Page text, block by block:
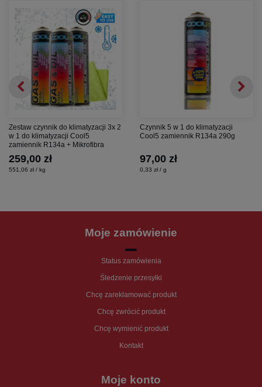
Zestaw czynnik do klimatyzacji 3x 2
w 1 do klimatyzacji Cool5
zamiennik R134a + Mikrofibra
259,00 zł
551,06 zł / kg
Czynnik 5 w 1 do klimatyzacji
Cool5 zamiennik R134a 290g
97,00 zł
0,33 zł / g
Moje zamówienie
Status zamówienia
Śledzenie przesyłki
Chcę zareklamować produkt
Chcę zwrócić produkt
Chcę wymienić produkt
Kontakt
Moje konto